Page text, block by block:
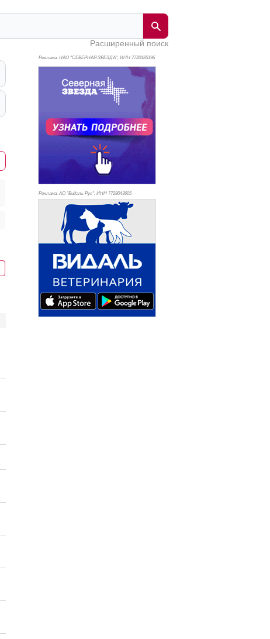
Расширенный поиск
Реклама. НАО "СЕВЕРНАЯ ЗВЕЗДА", ИНН 7720185196
Реклама. АО "Видаль Рус", ИНН 7728043605